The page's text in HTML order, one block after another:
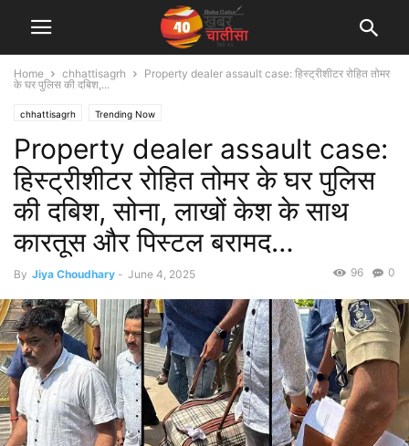
Home chhattisagrh
Property dealer assault case: हिस्ट्रीशीटर रोहित तोमर
के घर पुलिस की दबिश,...
chhattisagrh Trending Now
Property dealer assault case:
हिस्ट्रीशीटर रोहित तोमर के घर पुलिस
की दबिश, सोना, लाखों केश के साथ
कारतूस और पिस्टल बरामद…
By Jiya Choudhary - June 4, 2025 0
96